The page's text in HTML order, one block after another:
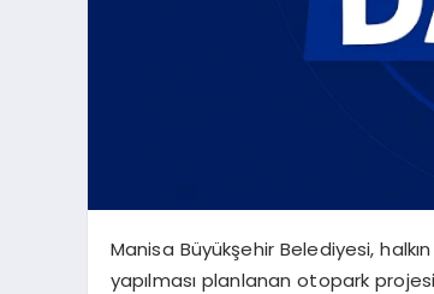
Manisa Büyükşehir Belediyesi,
yapılması planlanan otopark